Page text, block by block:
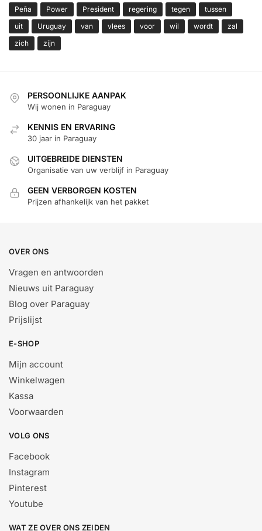
Peña
Power President regering tegen
tussen
uit
Uruguay van vlees voor wil wordt
zal
zich
zijn
PERSOONLIJKE AANPAK
Wij wonen in Paraguay
KENNIS EN ERVARING
30 jaar in Paraguay
UITGEBREIDE DIENSTEN
Organisatie van uw verblijf in Paraguay
GEEN VERBORGEN KOSTEN
Prijzen afhankelijk van het pakket
OVER ONS
Vragen en antwoorden
Nieuws uit Paraguay
Blog over Paraguay
Prijslijst
E-SHOP
Mijn account
Winkelwagen
Kassa
Voorwaarden
VOLG ONS
Facebook
Instagram
Pinterest
Youtube
WAT ZE OVER ONS ZEIDEN